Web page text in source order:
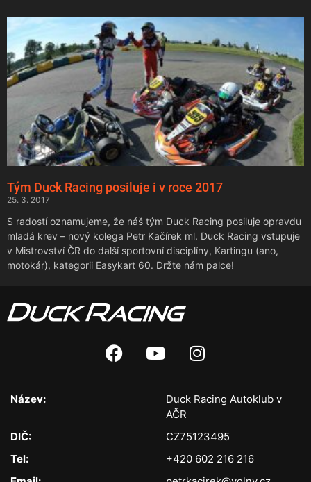
Tým Duck Racing posiluje i v roce 2017
25. 3. 2017
S radostí oznamujeme, že náš tým Duck Racing posiluje opravdu
mladá krev – nový kolega Petr Kačírek ml. Duck Racing vstupuje
v Mistrovství ČR do další sportovní disciplíny, Kartingu (ano,
motokár), kategorii Easykart 60. Držte nám palce!
Název:
Duck Racing Autoklub v
AČR
DIČ:
CZ75123495
Tel:
+420 602 216 216